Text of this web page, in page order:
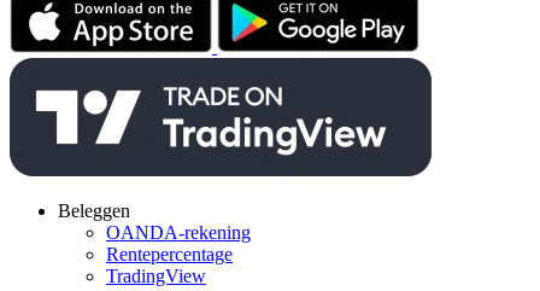
Beleggen
OANDA-rekening
Rentepercentage
TradingView